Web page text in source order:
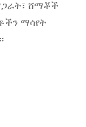
ሸማቾች
ማሳየት